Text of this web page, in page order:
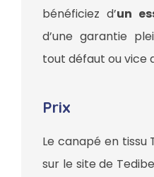
bénéficiez d’un
d’une garantie
tout défaut ou vice
Prix
Le canapé en tissu
sur le site de